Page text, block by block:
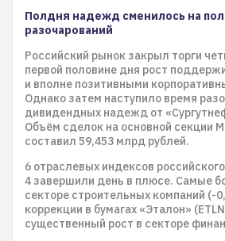
Полдня надежд сменилось на
разочарований
Российский рынок закрыл торги
первой половине дня рост
и вполне позитивными
Однако затем наступило время
дивидендных надежд от
Объём сделок на основной секции
составил 59,453 млрд рублей.
6 отраслевых индексов
4 завершили день в плюсе. Самые
секторе строительных компаний (-
коррекции в бумагах «Эталон»
существенный рост в секторе